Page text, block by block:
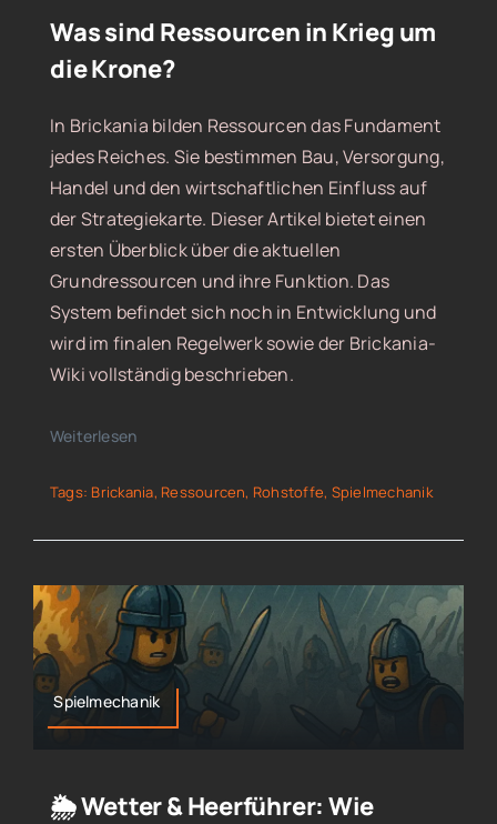
Was sind Ressourcen in Krieg um
die Krone?
In Brickania bilden Ressourcen das Fundament
jedes Reiches. Sie bestimmen Bau, Versorgung,
Handel und den wirtschaftlichen Einfluss auf
der Strategiekarte. Dieser Artikel bietet einen
ersten Überblick über die aktuellen
Grundressourcen und ihre Funktion. Das
System befindet sich noch in Entwicklung und
wird im finalen Regelwerk sowie der Brickania-
Wiki vollständig beschrieben.
Weiterlesen
Tags: Brickania, Ressourcen, Rohstoffe, Spielmechanik
Spielmechanik
🌦️ Wetter & Heerführer: Wie